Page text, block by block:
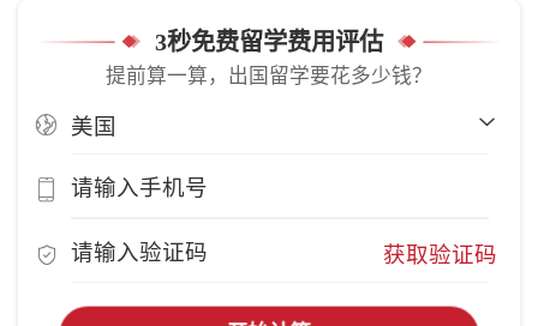
3秒免费留学费用评估
提前算一算，出国留学要花多少钱？
获取验证码